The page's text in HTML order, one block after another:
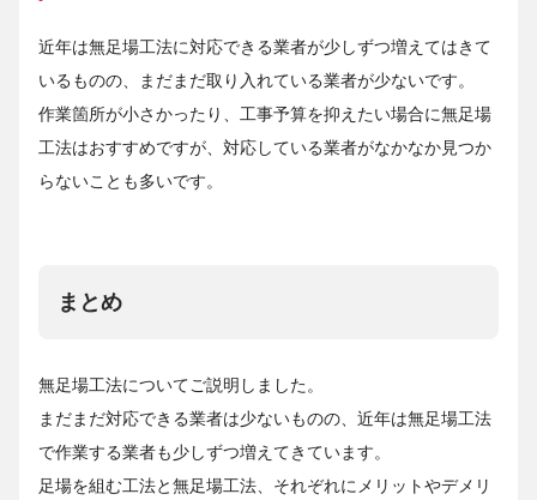
近年は無足場工法に対応できる業者が少しずつ増えてはきて
いるものの、まだまだ取り入れている業者が少ないです。
作業箇所が小さかったり、工事予算を抑えたい場合に無足場
工法はおすすめですが、対応している業者がなかなか見つか
らないことも多いです。
まとめ
無足場工法についてご説明しました。
まだまだ対応できる業者は少ないものの、近年は無足場工法
で作業する業者も少しずつ増えてきています。
足場を組む工法と無足場工法、それぞれにメリットやデメリ